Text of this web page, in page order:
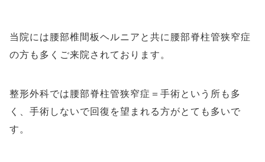
当院には腰部椎間板ヘルニアと共に腰部脊柱管狭窄症
の方も多くご来院されております。
整形外科では腰部脊柱管狭窄症＝手術という所も多
く、手術しないで回復を望まれる方がとても多いで
す。